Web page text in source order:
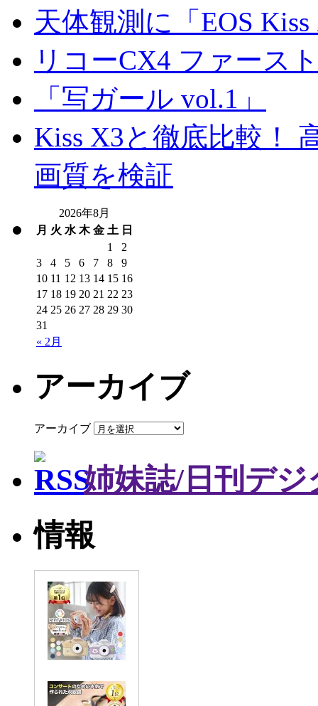
天体観測に「EOS
リコーCX4 ファース
「写ガール vol.1」
Kiss X3と徹底比較！
画質を検証
2026年8月
月 火 水 木 金 土 日
« 2月
1
2
3
4 5 6 7 8
9
10 11 12 13 14 15 16
17 18 19 20 21 22 23
24 25 26 27 28 29 30
31
アーカイブ
アーカイブ
姉妹誌/日刊デジ
情報